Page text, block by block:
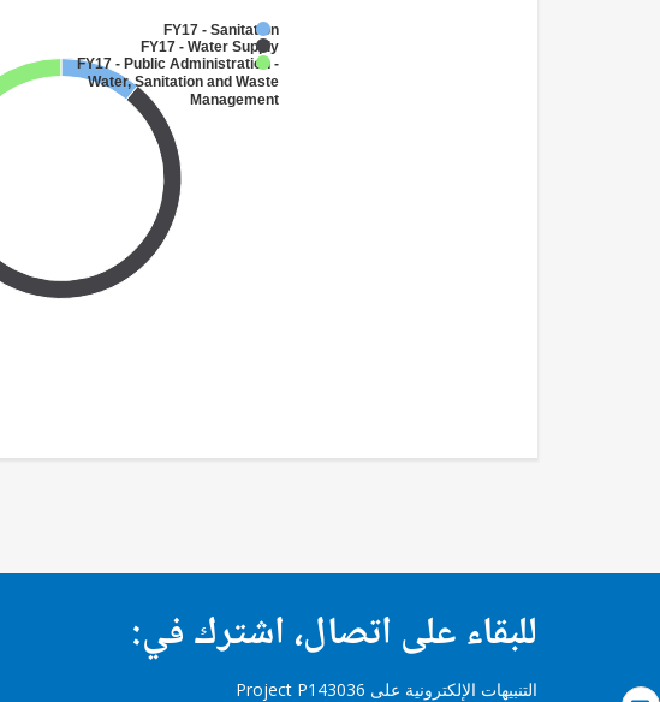
FY17 - Sanitation
FY17 - Water Supply
FY17 - Public Administration -
Water, Sanitation and Waste
Management
للبقاء على اتصال، اشترك في:
التنبيهات الإلكترونية على Project P143036